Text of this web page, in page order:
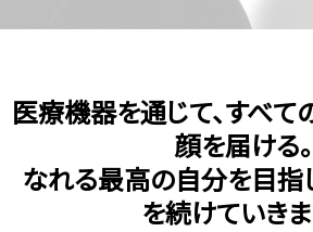
医療機器を通じて、すべ
顔を届ける。
なれる最高の自分を目指
を続けていきま